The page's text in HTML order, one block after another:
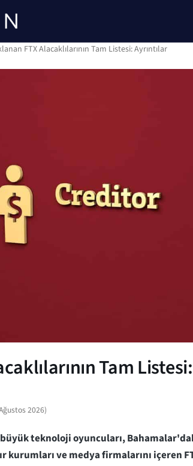
FTX Alacaklılarının Tam Listesi: Ayrıntılar
Tam
2026)
teknoloji oyuncuları,
kurumları ve medya firmalarını içeren